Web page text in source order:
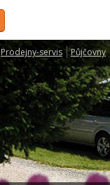
Prodejny-servis Půjčovny